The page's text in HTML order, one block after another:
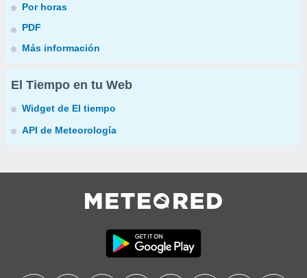
Por horas
PDF
Más información
El Tiempo en tu Web
Widget de El tiempo
API de Meteorología